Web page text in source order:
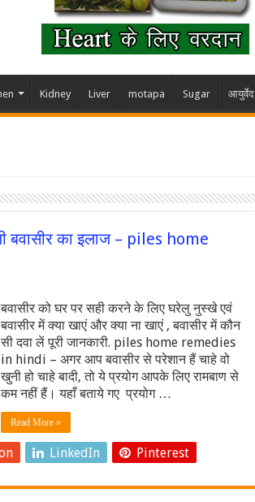
Kidney Liver motapa Sugar आयुर्वेद
बवासीर का इलाज – piles home
बवासीर को घर पर सही करने के लिए घरेलु नुस्खे एवं
बवासीर में क्या खाएं और क्या ना खाएं , बवासीर में कौन
सी दवा लें पूरी जानकारी. piles home remedies
in hindi – अगर आप बवासीर से परेशान हैं चाहे वो
खुनी हो चाहे बादी, तो ये प्रयोग आपके लिए रामबाण से
कम नहीं हैं। यहाँ बताये गए प्रयोग …
Read More »
LinkedIn Pinterest